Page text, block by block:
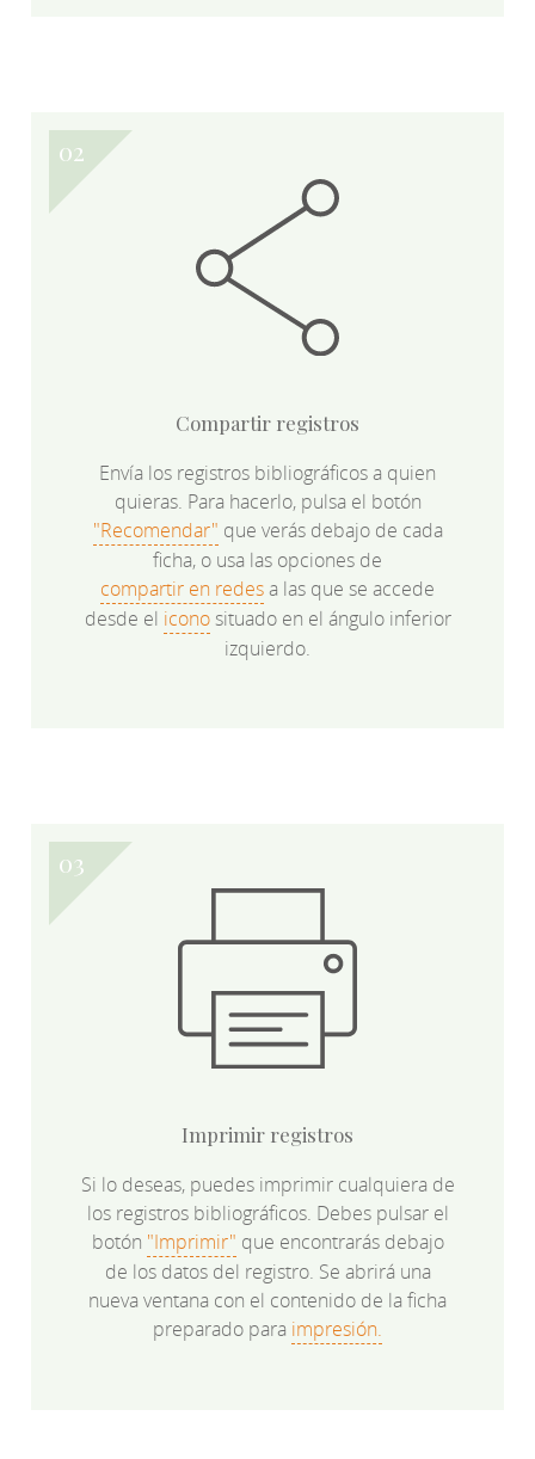
Compartir registros
Envía los registros bibliográficos a quien
quieras. Para hacerlo, pulsa el botón
"Recomendar" que verás debajo de cada
ficha, o usa las opciones de
compartir en redesa las que se accede
desde el iconosituado en el ángulo inferior
izquierdo.
Imprimir registros
Si lo deseas, puedes imprimir cualquiera de
los registros bibliográficos. Debes pulsar el
botón "Imprimir" que encontrarás debajo
de los datos del registro. Se abrirá una
nueva ventana con el contenido de la ficha
preparado para impresión.